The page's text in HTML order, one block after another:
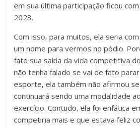
em sua última participação ficou com
2023.
Com isso, para muitos, ela seria
um nome para vermos no pódio.
fato sua saída da vida competitiva
não tenha falado se vai de fato
esporte, ela também não afirmou
continuará sendo uma modalidade
exercício. Contudo, ela foi enfática
competiria mais e que estava feliz